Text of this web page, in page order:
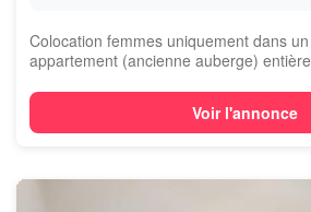
Colocation femmes uniquement dans
appartement (ancienne auberge)
Voir l'annonce